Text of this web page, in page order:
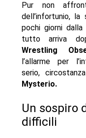
Pur non
dell’infortunio,
pochi giorni dalla
tutto arriva
Wrestling
l’allarme per
serio,
Mysterio.
Un sospiro
difficili